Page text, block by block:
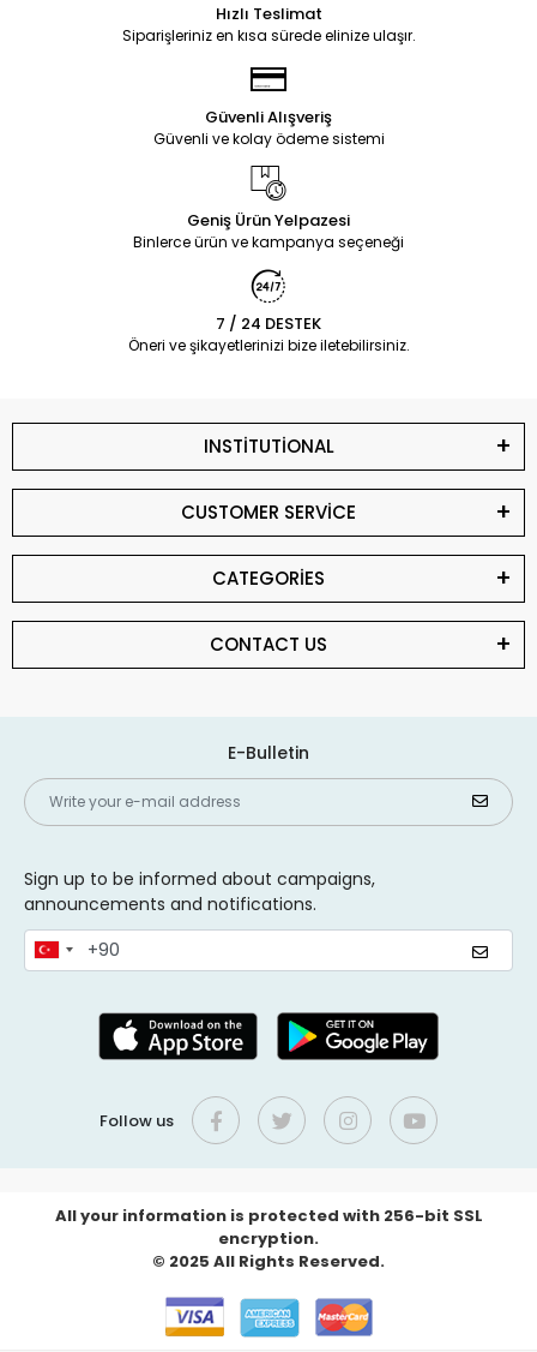
Hızlı Teslimat
Siparişleriniz en kısa sürede elinize ulaşır.
Güvenli Alışveriş
Güvenli ve kolay ödeme sistemi
Geniş Ürün Yelpazesi
Binlerce ürün ve kampanya seçeneği
7 / 24 DESTEK
Öneri ve şikayetlerinizi bize iletebilirsiniz.
INSTİTUTİONAL
CUSTOMER SERVİCE
CATEGORİES
CONTACT US
E-Bulletin
Sign up to be informed about campaigns,
announcements and notifications.
Follow us
All your information is protected with 256-bit SSL
encryption.
© 2025 All Rights Reserved.